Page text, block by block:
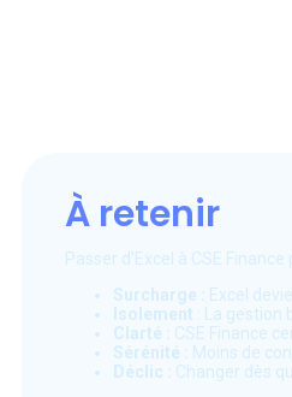
À retenir
Passer d’Excel à CSE
Surcharge :
Excel
Isolement : La gestion
Clarté :
CSE Finance
Sérénité :
Moins de
Déclic :
Changer dès